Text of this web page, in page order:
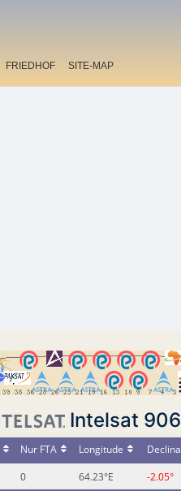
FRIEDHOF SITE-MAP
Intelsat
Nur FTA Longitude
0 64.23°E -2.05°